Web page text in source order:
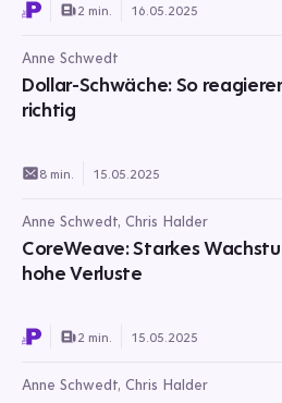
2 min. 16.05.2025
Anne Schwedt
Dollar-Schwäche: So
richtig
8 min. 15.05.2025
Anne Schwedt, Chris Halder
CoreWeave: Starkes
hohe Verluste
2 min. 15.05.2025
Anne Schwedt, Chris Halder